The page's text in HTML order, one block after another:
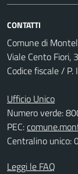
CONTATTI
Comune di
Viale Cento Fiori,
Codice fiscale /
Ufficio Unico
Numero verde:
PEC:
Centralino unico:
Leggi le FAQ